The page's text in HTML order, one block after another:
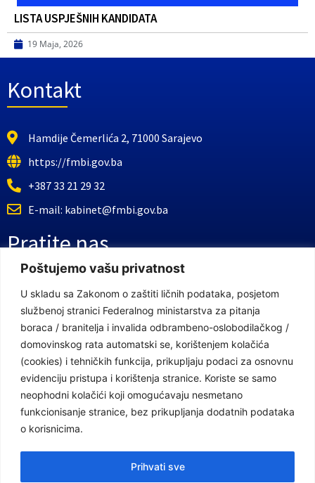
Poštujemo vašu privatnost
U skladu sa Zakonom o zaštiti ličnih podataka, posjetom
službenoj stranici Federalnog ministarstva za pitanja
boraca / branitelja i invalida odbrambeno-oslobodilačkog /
domovinskog rata automatski se, korištenjem kolačića
(cookies) i tehničkih funkcija, prikupljaju podaci za osnovnu
evidenciju pristupa i korištenja stranice. Koriste se samo
neophodni kolačići koji omogućavaju nesmetano
funkcionisanje stranice, bez prikupljanja dodatnih podataka
o korisnicima.
Prihvati sve
LISTA USPJEŠNIH KANDIDATA
19 Maja, 2026
Kontakt
Hamdije Čemerlića 2, 71000 Sarajevo
https://fmbi.gov.ba
+387 33 21 29 32
E-mail: kabinet@fmbi.gov.ba
Pratite nas
Facebook Stranica
Youtube Kanal
Linkovi
Vlada Federacije Bosne i Hercegovine
Federalno ministarstvo finansija
Federalno ministarstvo rada i socijalne politike